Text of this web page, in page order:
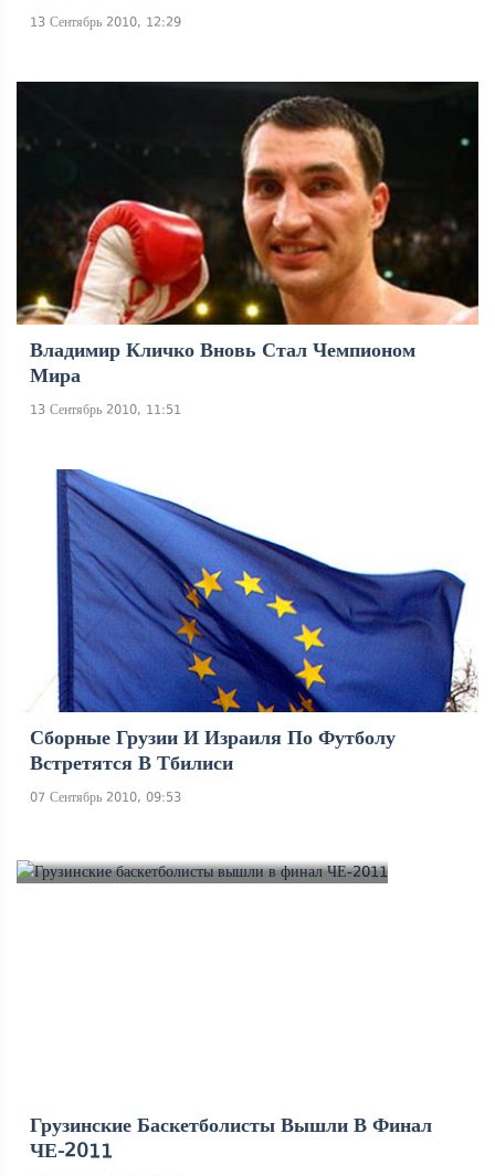
13 Сентябрь 2010, 12:29
Владимир Кличко Вновь Стал Чемпионом
Мира
13 Сентябрь 2010, 11:51
Сборные Грузии И Израиля По Футболу
Встретятся В Тбилиси
07 Сентябрь 2010, 09:53
Грузинские Баскетболисты Вышли В Финал
ЧЕ-2011